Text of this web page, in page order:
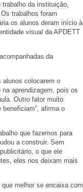
da instituição,
trabalhos foram
os alunos deram início à
visual da APDETT
da
alunos colocarem o
aprendizagem, pois os
Outro fator muito
afirma o
que fazemos para
a construir. Sem
o que ele
eles nos deixam mais
melhor se encaixa com